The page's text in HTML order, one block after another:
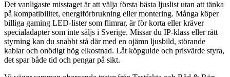
Det vanligaste misstaget är att välja första bästa ljuslist utan att tänka
på kompatibilitet, energiförbrukning eller montering. Många köper
billiga gaming LED-lister som flimrar, är för korta eller kräver
specialadapter som inte säljs i Sverige. Missar du IP-klass eller rätt
styrning kan du snabbt stå där med en ojämn ljusbild, störande
kablar och onödigt hög elkostnad. Låt köpguide och prisvärde styra,
det spar både tid och pengar på sikt.